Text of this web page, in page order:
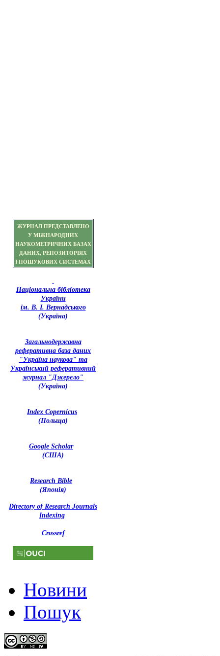
ЖУРНАЛ ПРЕДСТАВЛЕНО
У МІЖНАРОДНИХ
НАУКОМЕТРИЧНИХ БАЗАХ
ДАНИХ, РЕПОЗИТОРІЯХ
І ПОШУКОВИХ СИСТЕМАХ
Національна бібліотека
України
ім. В. І. Вернадського
(Україна)
Загальнодержавна
реферативна база даних
"Україна наукова" та
Український реферативний
журнал "Джерело"
(Україна)
Index Copernicus
(Польща)
Google Scholar
(США)
Research Bible
(Японія)
Directory of Research Journals
Indexing
Crossref
Новини
Пошук